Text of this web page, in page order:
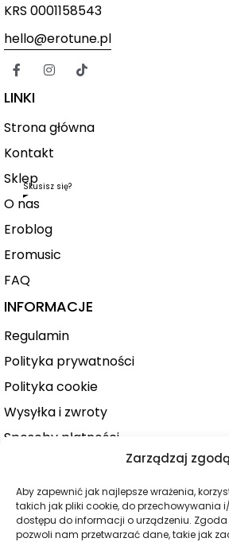
Zarządzaj zgodą
Aby zapewnić jak najlepsze wrażenia,
takich jak pliki cookie, do przechowywania
dostępu do informacji o urządzeniu.
pozwoli nam przetwarzać dane, takie jak
KRS 0001158543
hello@erotune.pl
LINKI
Strona główna
Kontakt
Sklep
O nas
Skusisz się?
Eroblog
Eromusic
FAQ
INFORMACJE
Regulamin
Polityka prywatności
Polityka cookie
Wysyłka i zwroty
Sposoby płatności
Zamówienie
KATEGORIE